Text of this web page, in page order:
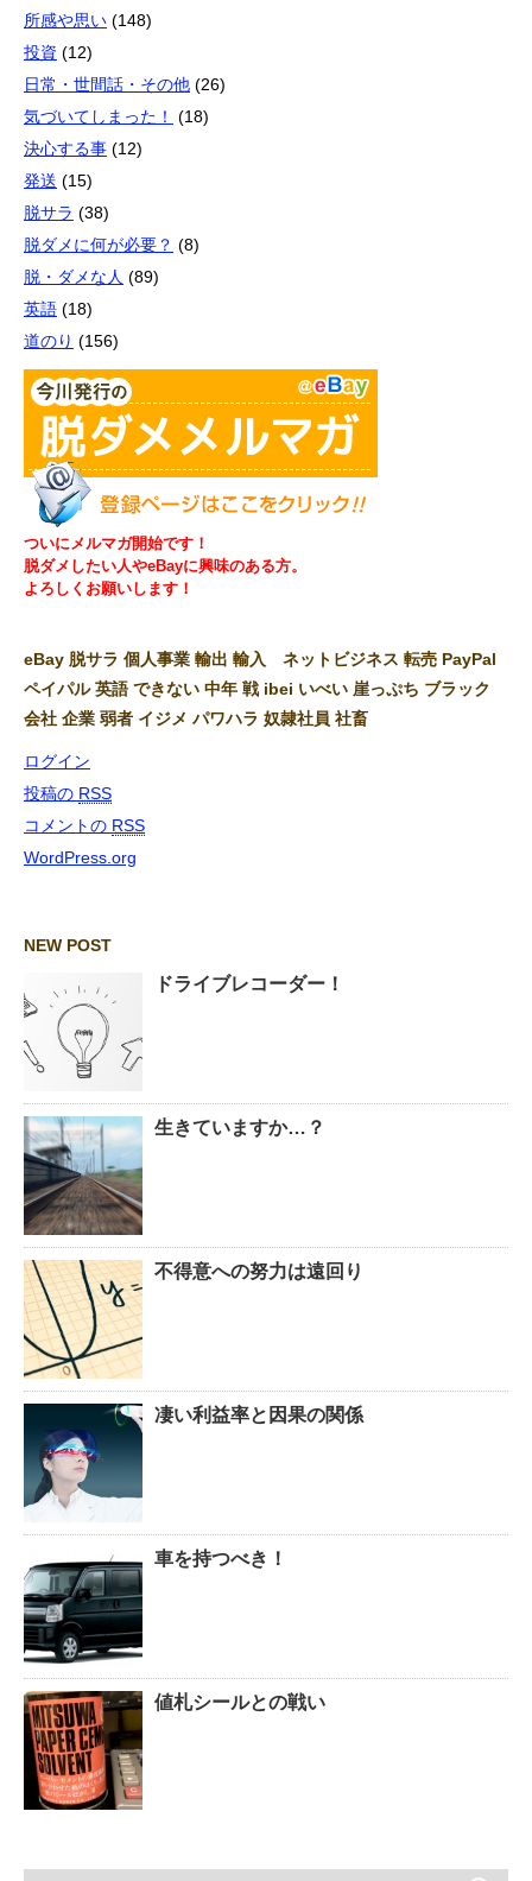
所感や思い (148)
投資 (12)
日常・世間話・その他 (26)
気づいてしまった！
(18)
決心する事 (12)
発送 (15)
脱サラ (38)
脱ダメに何が必要？ (8)
脱・ダメな人 (89)
英語 (18)
道のり (156)
ついにメルマガ開始です！
脱ダメしたい人やeBayに興味のある方。
よろしくお願いします！
eBay 脱サラ 個人事業 輸出 輸入 ネットビジネス 転売 PayPal
ペイパル 英語 できない 中年 戦 ibei いべい 崖っぷち ブラック
会社 企業 弱者 イジメ パワハラ 奴隷社員 社畜
ログイン
投稿の RSS
コメントの RSS
WordPress.org
NEW POST
ドライブレコーダー！
生きていますか…？
不得意への努力は遠回り
凄い利益率と因果の関係
車を持つべき！
値札シールとの戦い